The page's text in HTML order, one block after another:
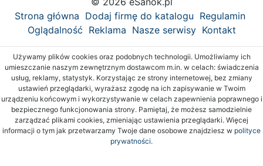
Strona główna Dodaj firmę do katalogu Regulamin
Oglądalność Reklama Nasze serwisy Kontakt
Używamy plików cookies oraz podobnych technologii. Umożliwiamy ich
umieszczanie naszym zewnętrznym dostawcom m.in. w celach: świadczenia
usług, reklamy, statystyk. Korzystając ze strony internetowej, bez zmiany
ustawień przeglądarki, wyrażasz zgodę na ich zapisywanie w Twoim
urządzeniu końcowym i wykorzystywanie w celach zapewnienia poprawnego i
bezpiecznego funkcjonowania strony. Pamiętaj, że możesz samodzielnie
zarządzać plikami cookies, zmieniając ustawienia przeglądarki. Więcej
informacji o tym jak przetwarzamy Twoje dane osobowe znajdziesz w polityce
prywatności.